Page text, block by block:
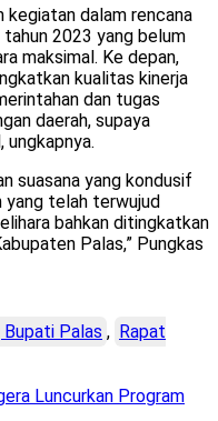
kegiatan dalam rencana
2023 yang belum
maksimal. Ke depan,
kualitas kinerja
dan tugas
daerah, supaya
suasana yang kondusif
yang telah terwujud
bahkan ditingkatkan
Palas,” Pungkas
Bupati Palas , Rapat
Luncurkan Program